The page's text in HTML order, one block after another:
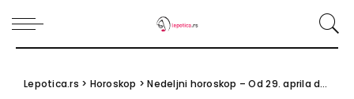
Lepotica.rs > Horoskop >Nedeljni horoskop – Od 29. aprila do 5. maja 2024.